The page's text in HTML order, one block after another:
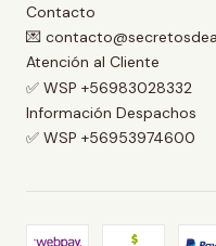
Contacto
💌
Atención al Cliente
✅ WSP +56983028332
Información Despachos
✅ WSP +56953974600